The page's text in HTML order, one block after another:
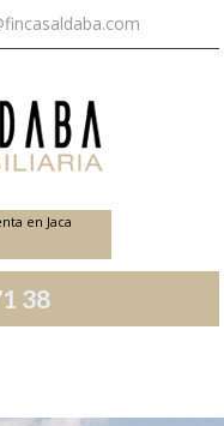
en Jaca
38